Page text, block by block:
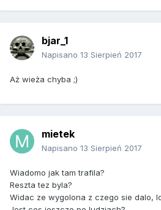
bjar_1
Napisano 13 Sierpień 2017
Aż wieża chyba ;)
mietek
Napisano 13 Sierpień 2017
Wiadomo jak tam trafila?
Reszta tez byla?
Widac ze wygolona z czego sie dalo,